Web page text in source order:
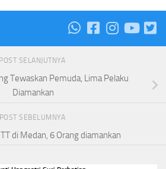
POST SELANJUTNYA
Tewaskan Pemuda, Lima Pelaku
Diamankan
POST SEBELUMNYA
di Medan, 6 Orang diamankan